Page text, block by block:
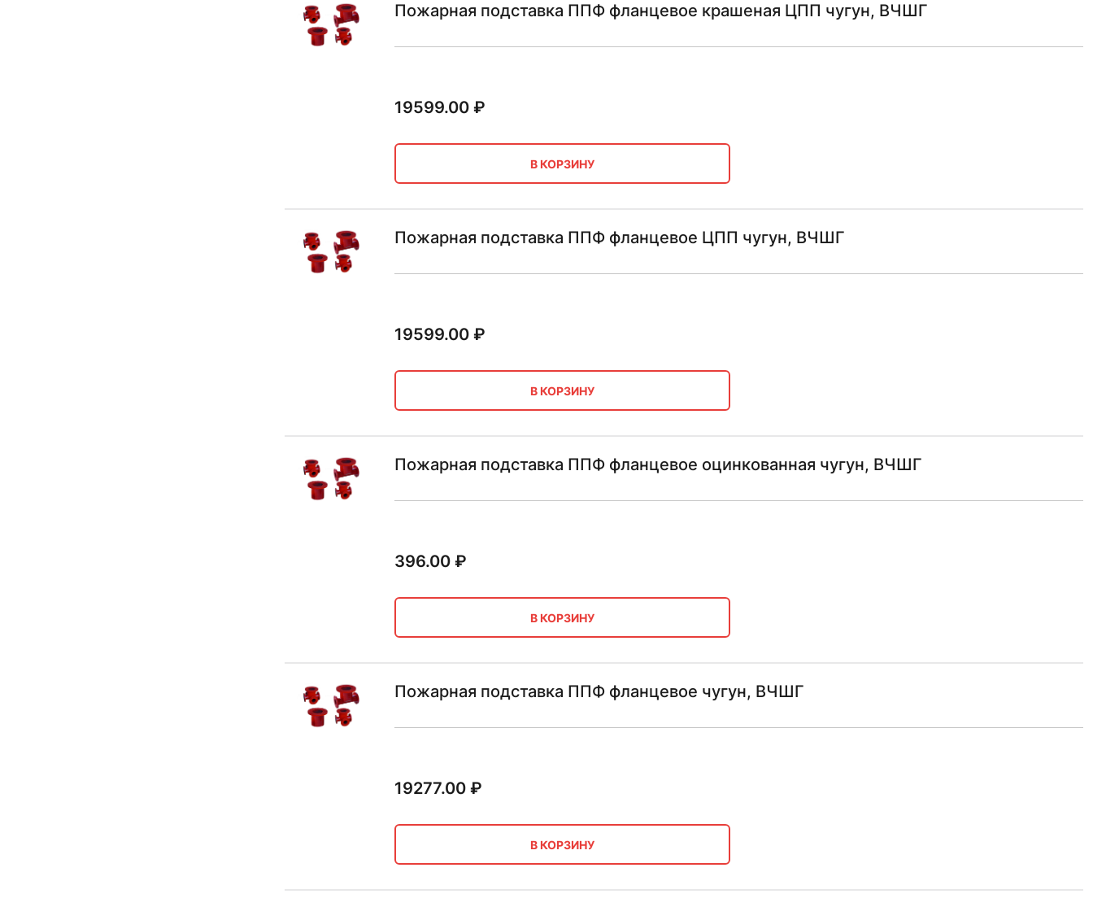
Пожарная подставка ППФ фланцевое крашеная ЦПП чугун, ВЧШГ
19599.00₽
В КОРЗИНУ
Пожарная подставка ППФ фланцевое ЦПП чугун, ВЧШГ
19599.00₽
В КОРЗИНУ
Пожарная подставка ППФ фланцевое оцинкованная чугун, ВЧШГ
396.00₽
В КОРЗИНУ
Пожарная подставка ППФ фланцевое чугун, ВЧШГ
19277.00₽
В КОРЗИНУ